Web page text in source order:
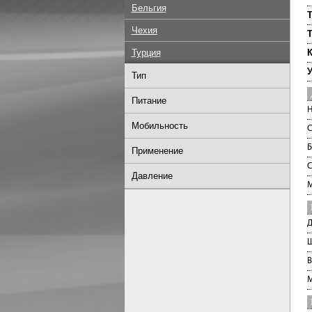
Бельгия
Чехия
Турция
Тип
Питание
Мобильность
Применение
Давление